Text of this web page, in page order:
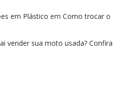
em Plástico em Como trocar o
vender sua moto usada? Confira